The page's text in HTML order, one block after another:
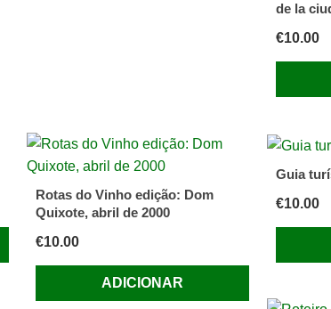
de la
€10.00
Rotas do Vinho edição: Dom
Quixote, abril de 2000
€10.00
ADICIONAR
Guia
€10.00